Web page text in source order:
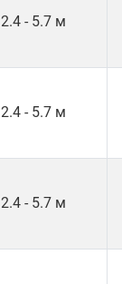
2.4 - 5.7 м
2.4 - 5.7 м
2.4 - 5.7 м